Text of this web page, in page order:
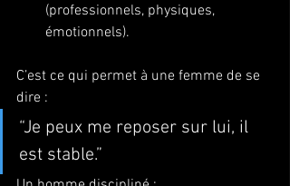
(professionnels, physiques,
émotionnels).
C’est ce qui permet à une femme de se
dire :
“Je peux me reposer sur lui, il
est stable.”